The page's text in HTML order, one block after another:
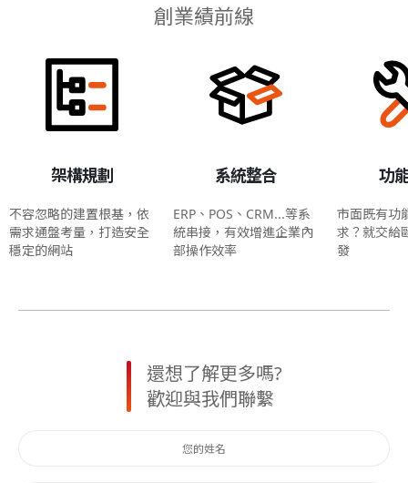
創業績前線
架構規劃
不容忽略的建置根基，依
需求通盤考量，打造安全
穩定的網站
系統整合
ERP、POS、CRM...等系
統串接，有效增進企業內
部操作效率
功
市面既有功
求？就交給
發
還想了解更多嗎?
歡迎與我們聯繫